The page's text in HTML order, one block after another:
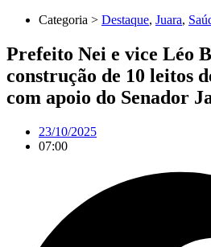
Categoria > Destaque, Juara,
Prefeito Nei e vice Léo
construção de 10 leitos
com apoio do Senador
23/10/2025
07:00